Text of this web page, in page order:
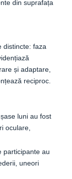
din suprafața
distincte: faza
și adaptare,
reciproc.
luni au fost
oculare,
participante au
uneori